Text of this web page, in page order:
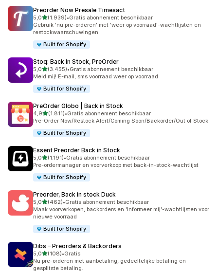
Preorder Now Presale Timesact
5,0van 5 sterren
(1.939)
1939 recensies in totaal
•Gratis abonnement beschikbaar
Gebruik 'nu pre-orderen' met 'weer op voorraad'-wachtlijsten en
restockwaarschuwingen
Built for Shopify
Stoq: Back In Stock, PreOrder
5,0van 5 sterren
(3.455)
3455 recensies in totaal
•Gratis abonnement beschikbaar
Meld mij! E-mail, sms voorraad weer op voorraad
Built for Shopify
PreOrder Globo | Back in Stock
4,9van 5 sterren
(1.811)
1811 recensies in totaal
•Gratis abonnement beschikbaar
Pre-Order Now/Restock Alert/Coming Soon/Backorder/Out of Stock
Built for Shopify
Essent Preorder Back in Stock
5,0van 5 sterren
(1.191)
1191 recensies in totaal
•Gratis abonnement beschikbaar
Pre-ordermanager en voorverkoop met back-in-stock-wachtlijst
Built for Shopify
Preorder, Back in stock Duck
5,0van 5 sterren
(462)
462 recensies in totaal
•Gratis abonnement beschikbaar
Maak voorverkopen, backorders en 'Informeer mij'-wachtlijsten voor
nieuwe voorraad
Built for Shopify
Dibs – Preorders & Backorders
5,0van 5 sterren
(108)
108 recensies in totaal
•Gratis
Nu pre-orderen met aanbetaling, gedeeltelijke betaling en
gesplitste betaling.